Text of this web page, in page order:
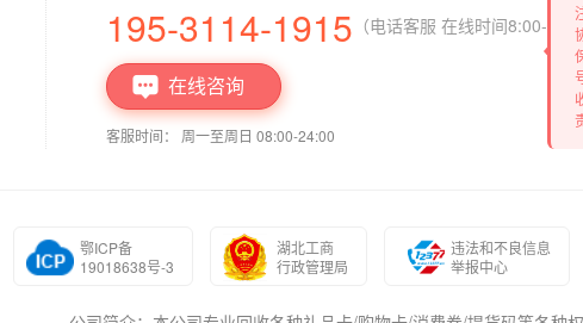
195-3114-1915 （电话客服 在线时间8:00-
 在线咨询
客服时间： 周一至周日 08:00-24:00
鄂ICP备
19018638号-3
湖北工商
行政管理局
违法和不良信息
举报中心